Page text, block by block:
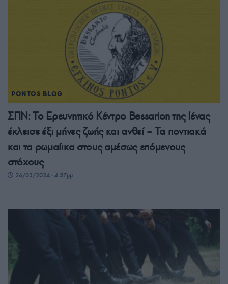
PONTOS BLOG
ΣΠΝ: Το Ερευνητικό Κέντρο Bessarion της Ιένας
έκλεισε έξι μήνες ζωής και ανθεί – Τα ποντιακά
και τα ρωμαίικα στους αμέσως επόμενους
στόχους
26/03/2024 - 4:57μμ